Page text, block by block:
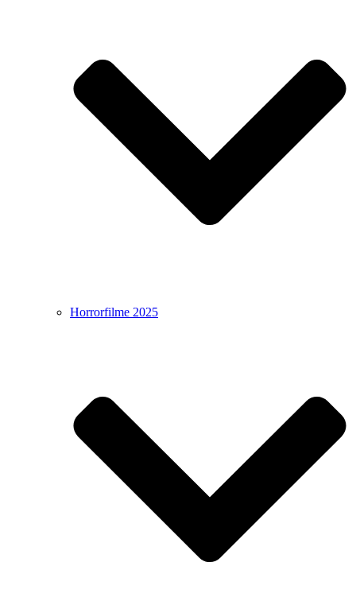
Horrorfilme 2025